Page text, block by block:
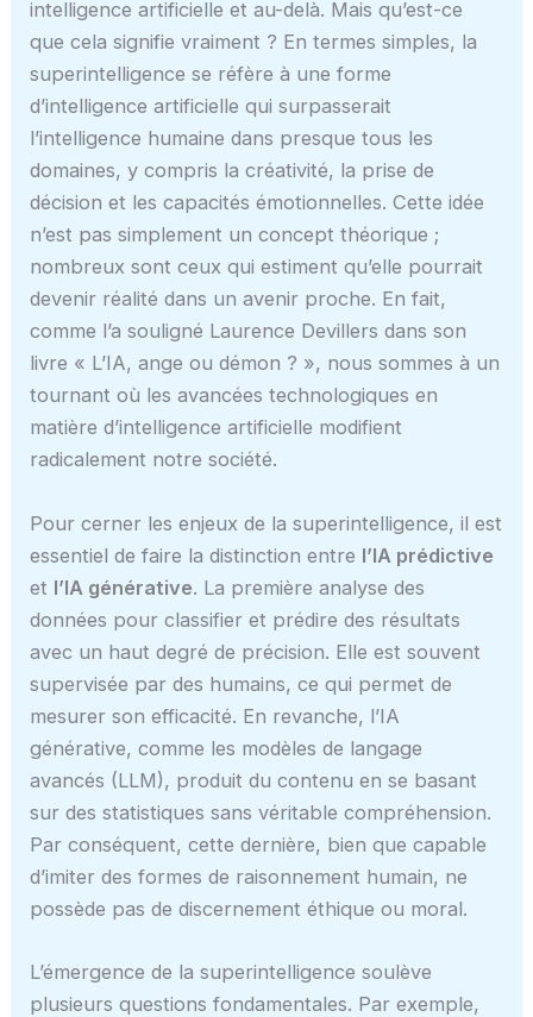
intelligence artificielle et au-delà. Mais qu’est-ce
que cela signifie vraiment ? En termes simples, la
superintelligence se réfère à une forme
d’intelligence artificielle qui surpasserait
l’intelligence humaine dans presque tous les
domaines, y compris la créativité, la prise de
décision et les capacités émotionnelles. Cette idée
n’est pas simplement un concept théorique ;
nombreux sont ceux qui estiment qu’elle pourrait
devenir réalité dans un avenir proche. En fait,
comme l’a souligné Laurence Devillers dans son
livre « L’IA, ange ou démon ? », nous sommes à un
tournant où les avancées technologiques en
matière d’intelligence artificielle modifient
radicalement notre société.
Pour cerner les enjeux de la superintelligence, il est
essentiel de faire la distinction entre l’IA prédictive
et l’IA générative. La première analyse des
données pour classifier et prédire des résultats
avec un haut degré de précision. Elle est souvent
supervisée par des humains, ce qui permet de
mesurer son efficacité. En revanche, l’IA
générative, comme les modèles de langage
avancés (LLM), produit du contenu en se basant
sur des statistiques sans véritable compréhension.
Par conséquent, cette dernière, bien que capable
d’imiter des formes de raisonnement humain, ne
possède pas de discernement éthique ou moral.
L’émergence de la superintelligence soulève
plusieurs questions fondamentales. Par exemple,